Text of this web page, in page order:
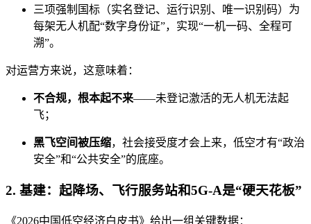
三项强制国标（实名登记、运行识别、唯一识别码）为
每架无人机配“数字身份证”，实现“一机一码、全程可
溯”。
对运营方来说，这意味着：
不合规，根本起不来——未登记激活的无人机无法起
飞；
黑飞空间被压缩，社会接受度才会上来，低空才有“政治
安全”和“公共安全”的底座。
2. 基建：起降场、飞行服务站和5G-A是“硬天花板”
《2026中国低空经济白皮书》给出一组关键数据：